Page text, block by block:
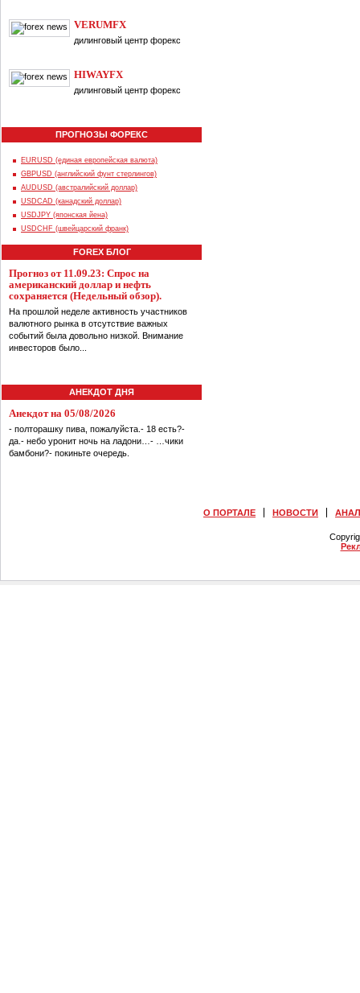
VERUMFX
дилинговый центр форекс
HIWAYFX
дилинговый центр форекс
ПРОГНОЗЫ ФОРЕКС
EURUSD (единая европейская валюта)
GBPUSD (английский фунт стерлингов)
AUDUSD (австралийский доллар)
USDCAD (канадский доллар)
USDJPY (японская йена)
USDCHF (швейцарский франк)
FOREX БЛОГ
Прогноз от 11.09.23: Спрос на
американский доллар и нефть
сохраняется (Недельный обзор).
На прошлой неделе активность участников
валютного рынка в отсутствие важных
событий была довольно низкой. Внимание
инвесторов было...
АНЕКДОТ ДНЯ
Анекдот на 05/08/2026
- полторашку пива, пожалуйста.- 18 есть?-
да.- небо уронит ночь на ладони…- …чики
бамбони?- покиньте очередь.
О ПОРТАЛЕ НОВОСТИ